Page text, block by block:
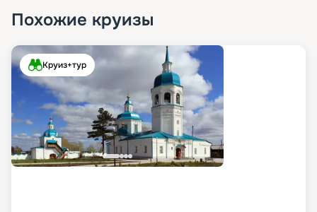
Похожие круизы
Круиз+тур